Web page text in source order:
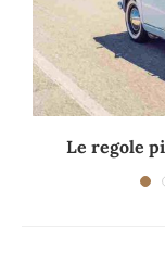
Le regole